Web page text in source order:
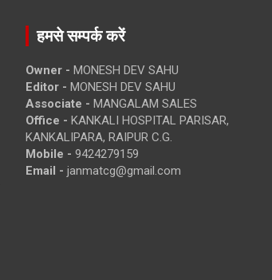
हमसे सम्पर्क करें
Owner - MONESH DEV SAHU
Editor - MONESH DEV SAHU
Associate - MANGALAM SALES
Office - KANKALI HOSPITAL PARISAR,
KANKALIPARA, RAIPUR C.G.
Mobile - 9424279159
Email - janmatcg@gmail.com